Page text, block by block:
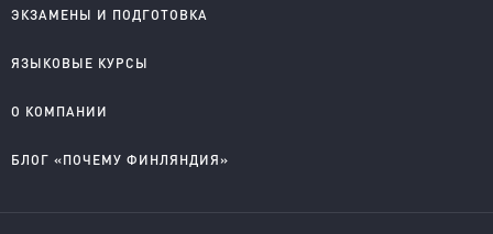
Колледжи на английском
Колледжи на финском
ЭКЗАМЕНЫ И ПОДГОТОВКА
YKI подготовка и регистрация
ЯЗЫКОВЫЕ КУРСЫ
Английский для школьников
Английский для взрослых
О КОМПАНИИ
Правовые документы
БЛОГ «ПОЧЕМУ ФИНЛЯНДИЯ»